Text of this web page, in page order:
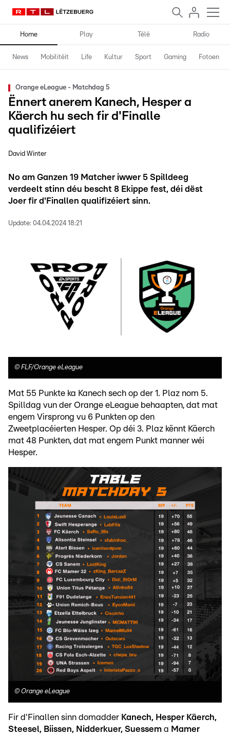
Home Play Télé Radio
News Mobilitéit Life Kultur Sport Gaming Fotoen
Orange eLeague - Matchdag 5
Ënnert anerem Kanech, Hesper a
Käerch hu sech fir d'Finalle
qualifizéiert
David Winter
No am Ganzen 19 Matcher iwwer 5 Spilldeeg
verdeelt stinn déu bescht 8 Ekippe fest, déi dëst
Joer fir d'Finallen qualifizéiert sinn.
Update: 04.04.2024 18:21
© FLF/Orange eLeague
Mat 55 Punkte ka Kanech sech op der 1. Plaz nom 5.
Spilldag vun der Orange eLeague behaapten, dat mat
engem Virsprong vu 6 Punkten op den
Zweetplacéierten Hesper. Op déi 3. Plaz kënnt Käerch
mat 48 Punkten, dat mat engem Punkt manner wéi
Hesper.
© Orange eLeague
Fir d'Finallen sinn domadder Kanech, Hesper Käerch,
Steesel, Biissen, Nidderkuer, Suessem a Mamer